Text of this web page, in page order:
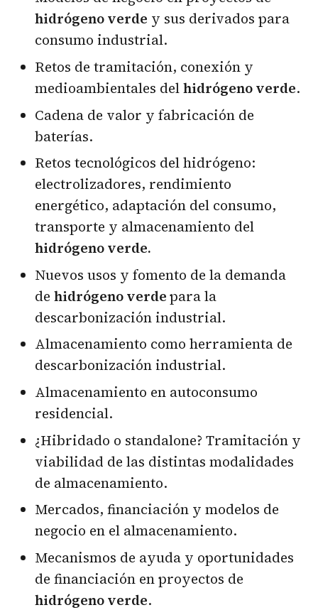
hidrógeno verde y sus derivados para
consumo industrial.
Retos de tramitación, conexión y
medioambientales delhidrógeno verde.
Cadena de valor y fabricación de
baterías.
Retos tecnológicos del hidrógeno:
electrolizadores, rendimiento
energético, adaptación del consumo,
transporte y almacenamiento del
hidrógeno verde.
Nuevos usos y fomento de la demanda
de hidrógeno verdepara la
descarbonización industrial.
Almacenamiento como herramienta de
descarbonización industrial.
Almacenamiento en autoconsumo
residencial.
¿Hibridado o standalone? Tramitación y
viabilidad de las distintas modalidades
de almacenamiento.
Mercados, financiación y modelos de
negocio en el almacenamiento.
Mecanismos de ayuda y oportunidades
de financiación en proyectos de
hidrógeno verde.